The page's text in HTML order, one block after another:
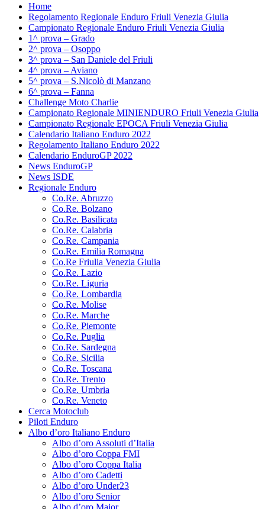
Home
Regolamento Regionale Enduro Friuli Venezia Giulia
Campionato Regionale Enduro Friuli Venezia Giulia
1^ prova – Grado
2^ prova – Osoppo
3^ prova – San Daniele del Friuli
4^ prova – Aviano
5^ prova – S.Nicolò di Manzano
6^ prova – Fanna
Challenge Moto Charlie
Campionato Regionale MINIENDURO Friuli Venezia Giulia
Campionato Regionale EPOCA Friuli Venezia Giulia
Calendario Italiano Enduro 2022
Regolamento Italiano Enduro 2022
Calendario EnduroGP 2022
News EnduroGP
News ISDE
Regionale Enduro
Co.Re. Abruzzo
Co.Re. Bolzano
Co.Re. Basilicata
Co.Re. Calabria
Co.Re. Campania
Co.Re. Emilia Romagna
Co.Re Friulia Venezia Giulia
Co.Re. Lazio
Co.Re. Liguria
Co.Re. Lombardia
Co.Re. Molise
Co.Re. Marche
Co.Re. Piemonte
Co.Re. Puglia
Co.Re. Sardegna
Co.Re. Sicilia
Co.Re. Toscana
Co.Re. Trento
Co.Re. Umbria
Co.Re. Veneto
Cerca Motoclub
Piloti Enduro
Albo d’oro Italiano Enduro
Albo d’oro Assoluti d’Italia
Albo d’oro Coppa FMI
Albo d’oro Coppa Italia
Albo d’oro Cadetti
Albo d’oro Under23
Albo d’oro Senior
Albo d’oro Major